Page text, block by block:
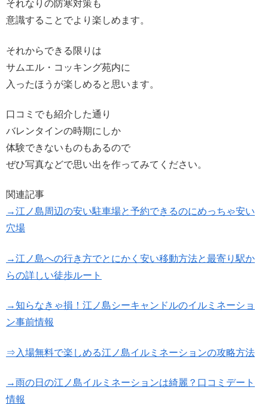
それなりの防寒対策も
意識することでより楽しめます。
それからできる限りは
サムエル・コッキング苑内に
入ったほうが楽しめると思います。
口コミでも紹介した通り
バレンタインの時期にしか
体験できないものもあるので
ぜひ写真などで思い出を作ってみてください。
関連記事
→江ノ島周辺の安い駐車場と予約できるのにめっちゃ安い
穴場
→江ノ島への行き方でとにかく安い移動方法と最寄り駅か
らの詳しい徒歩ルート
→知らなきゃ損！江ノ島シーキャンドルのイルミネーショ
ン事前情報
⇒入場無料で楽しめる江ノ島イルミネーションの攻略方法
→雨の日の江ノ島イルミネーションは綺麗？口コミデート
情報